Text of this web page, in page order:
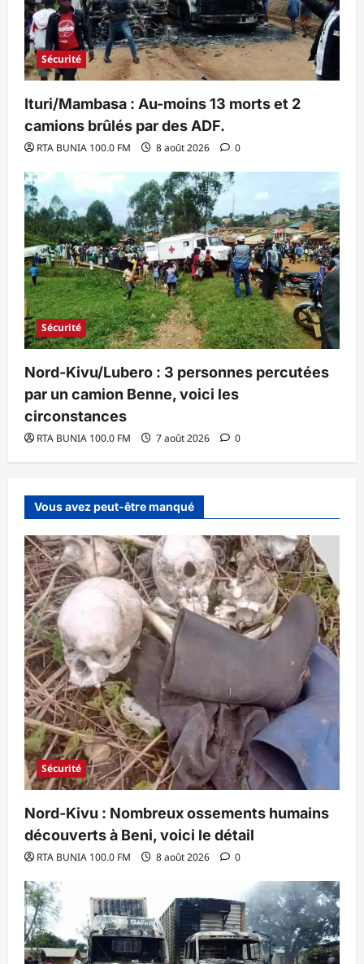
Sécurité
Ituri/Mambasa : Au-moins 13 morts et 2
camions brûlés par des ADF.
RTA BUNIA 100.0 FM 8 août 2026 0
Sécurité
Nord-Kivu/Lubero : 3 personnes percutées
par un camion Benne, voici les
circonstances
RTA BUNIA 100.0 FM 7 août 2026 0
Vous avez peut-être manqué
Sécurité
Nord-Kivu : Nombreux ossements humains
découverts à Beni, voici le détail
RTA BUNIA 100.0 FM 8 août 2026 0